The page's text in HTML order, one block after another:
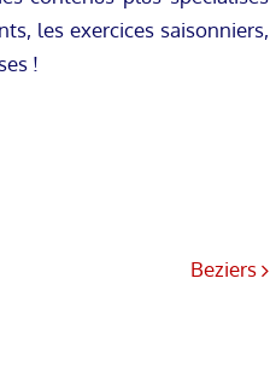
les exercices saisonniers,
!
Beziers